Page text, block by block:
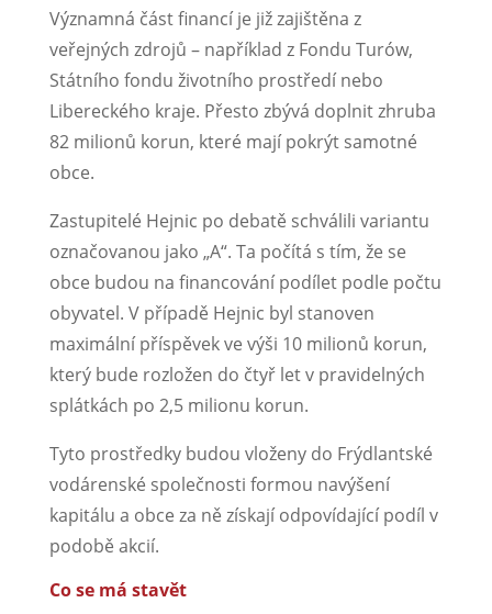
Významná část financí je již zajištěna z
veřejných zdrojů – například z Fondu Turów,
Státního fondu životního prostředí nebo
Libereckého kraje. Přesto zbývá doplnit zhruba
82 milionů korun, které mají pokrýt samotné
obce.
Zastupitelé Hejnic po debatě schválili variantu
označovanou jako „A“. Ta počítá s tím, že se
obce budou na financování podílet podle počtu
obyvatel. V případě Hejnic byl stanoven
maximální příspěvek ve výši 10 milionů korun,
který bude rozložen do čtyř let v pravidelných
splátkách po 2,5 milionu korun.
Tyto prostředky budou vloženy do Frýdlantské
vodárenské společnosti formou navýšení
kapitálu a obce za ně získají odpovídající podíl v
podobě akcií.
Co se má stavět